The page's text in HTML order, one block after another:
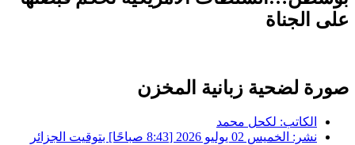
على الجناة
صورة لضحية زبانية المخزن
الكاتب: لكحل محمد
نشر: الخميس 02 يوليو 2026 [8:43 صباحًا] بتوقيت الجزائر